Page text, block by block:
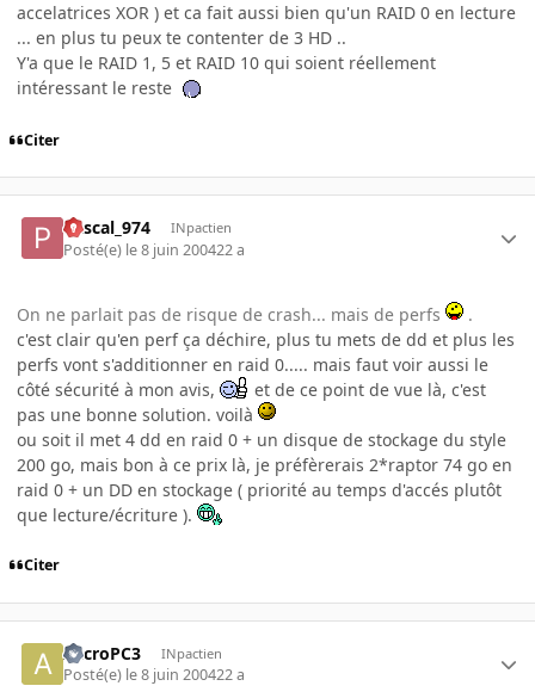
accelatrices XOR ) et ca fait aussi bien qu'un RAID 0 en lecture
... en plus tu peux te contenter de 3 HD ..
Y'a que le RAID 1, 5 et RAID 10 qui soient réellement
intéressant le reste
Citer
Pascal_974 INpactien
Posté(e) le 8 juin 200422 a
On ne parlait pas de risque de crash... mais de perfs
.
c'est clair qu'en perf ça déchire, plus tu mets de dd et plus les
perfs vont s'additionner en raid 0..... mais faut voir aussi le
côté sécurité à mon avis,
et de ce point de vue là, c'est
pas une bonne solution. voilà
ou soit il met 4 dd en raid 0 + un disque de stockage du style
200 go, mais bon à ce prix là, je préfèrerais 2*raptor 74 go en
raid 0 + un DD en stockage ( priorité au temps d'accés plutôt
que lecture/écriture ).
Citer
AccroPC3 INpactien
Posté(e) le 8 juin 200422 a